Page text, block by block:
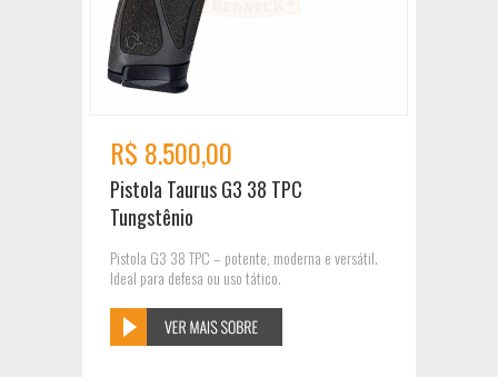
R$ 8.500,00
Pistola Taurus G3 38 TPC
Tungstênio
Pistola G3 38 TPC – potente, moderna e versátil.
Ideal para defesa ou uso tático.